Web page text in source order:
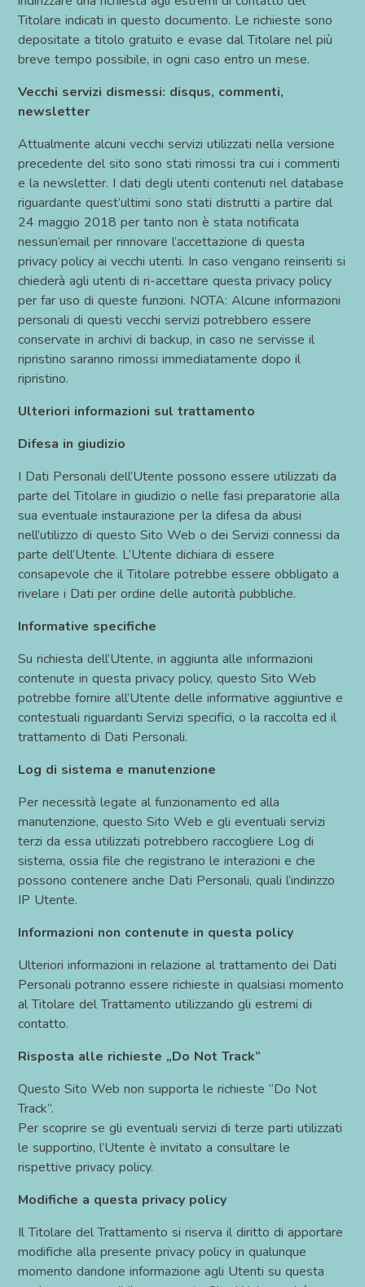
Titolare indicati in questo documento. Le richieste sono
depositate a titolo gratuito e evase dal Titolare nel più
breve tempo possibile, in ogni caso entro un mese.
Vecchi servizi dismessi: disqus, commenti,
newsletter
Attualmente alcuni vecchi servizi utilizzati nella versione
precedente del sito sono stati rimossi tra cui i commenti
e la newsletter. I dati degli utenti contenuti nel database
riguardante quest’ultimi sono stati distrutti a partire dal
24 maggio 2018 per tanto non è stata notificata
nessun’email per rinnovare l’accettazione di questa
privacy policy ai vecchi utenti. In caso vengano reinseriti si
chiederà agli utenti di ri-accettare questa privacy policy
per far uso di queste funzioni. NOTA: Alcune informazioni
personali di questi vecchi servizi potrebbero essere
conservate in archivi di backup, in caso ne servisse il
ripristino saranno rimossi immediatamente dopo il
ripristino.
Ulteriori informazioni sul trattamento
Difesa in giudizio
I Dati Personali dell’Utente possono essere utilizzati da
parte del Titolare in giudizio o nelle fasi preparatorie alla
sua eventuale instaurazione per la difesa da abusi
nell’utilizzo di questo Sito Web o dei Servizi connessi da
parte dell’Utente. L’Utente dichiara di essere
consapevole che il Titolare potrebbe essere obbligato a
rivelare i Dati per ordine delle autorità pubbliche.
Informative specifiche
Su richiesta dell’Utente, in aggiunta alle informazioni
contenute in questa privacy policy, questo Sito Web
potrebbe fornire all’Utente delle informative aggiuntive e
contestuali riguardanti Servizi specifici, o la raccolta ed il
trattamento di Dati Personali.
Log di sistema e manutenzione
Per necessità legate al funzionamento ed alla
manutenzione, questo Sito Web e gli eventuali servizi
terzi da essa utilizzati potrebbero raccogliere Log di
sistema, ossia file che registrano le interazioni e che
possono contenere anche Dati Personali, quali l’indirizzo
IP Utente.
Informazioni non contenute in questa policy
Ulteriori informazioni in relazione al trattamento dei Dati
Personali potranno essere richieste in qualsiasi momento
al Titolare del Trattamento utilizzando gli estremi di
contatto.
Risposta alle richieste „Do Not Track”
Questo Sito Web non supporta le richieste “Do Not
Track”.
Per scoprire se gli eventuali servizi di terze parti utilizzati
le supportino, l’Utente è invitato a consultare le
rispettive privacy policy.
Modifiche a questa privacy policy
Il Titolare del Trattamento si riserva il diritto di apportare
modifiche alla presente privacy policy in qualunque
momento dandone informazione agli Utenti su questa